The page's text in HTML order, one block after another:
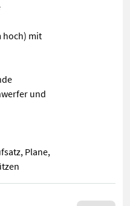
hoch) mit
und
Plane,
3016/27 F Innenmaße: